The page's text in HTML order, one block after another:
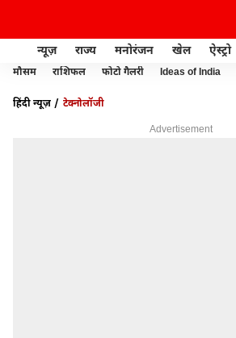
न्यूज़ राज्य मनोरंजन खेल ऐस्ट्रो
मौसम राशिफल फोटो गैलरी Ideas of India
हिंदी न्यूज़
टेक्नोलॉजी
Advertisement